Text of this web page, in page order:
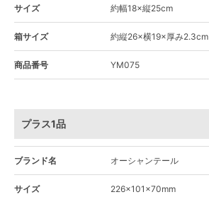
サイズ 約幅18×縦25cm
箱サイズ 約縦26×横19×厚み2.3cm
商品番号 YM075
プラス1品
ブランド名 オーシャンテール
サイズ 226×101×70mm